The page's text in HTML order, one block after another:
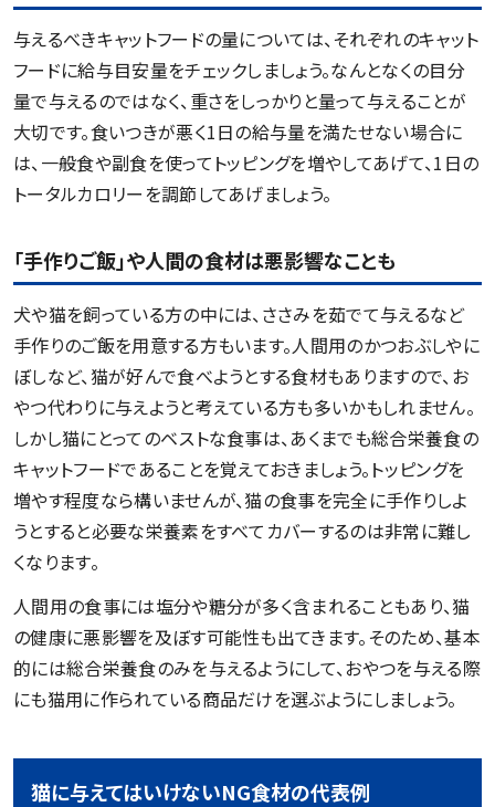
与えるべきキャットフードの量については、それぞれのキャット
フードに給与目安量をチェックしましょう。なんとなくの目分
量で与えるのではなく、重さをしっかりと量って与えることが
大切です。食いつきが悪く1日の給与量を満たせない場合に
は、一般食や副食を使ってトッピングを増やしてあげて、1日の
トータルカロリーを調節してあげましょう。
「手作りご飯」や人間の食材は悪影響なことも
犬や猫を飼っている方の中には、ささみを茹でて与えるなど
手作りのご飯を用意する方もいます。人間用のかつおぶしやに
ぼしなど、猫が好んで食べようとする食材もありますので、お
やつ代わりに与えようと考えている方も多いかもしれません。
しかし猫にとってのベストな食事は、あくまでも総合栄養食の
キャットフードであることを覚えておきましょう。トッピングを
増やす程度なら構いませんが、猫の食事を完全に手作りしよ
うとすると必要な栄養素をすべてカバーするのは非常に難し
くなります。
人間用の食事には塩分や糖分が多く含まれることもあり、猫
の健康に悪影響を及ぼす可能性も出てきます。そのため、基本
的には総合栄養食のみを与えるようにして、おやつを与える際
にも猫用に作られている商品だけを選ぶようにしましょう。
猫に与えてはいけないNG食材の代表例